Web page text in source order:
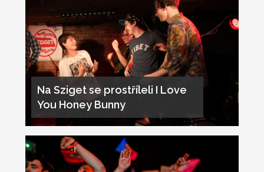
Na Sziget se prostříleli I Love
You Honey Bunny